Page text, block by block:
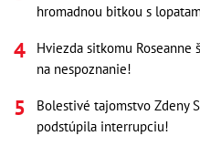
hromadnou bitkou s
Hviezda sitkomu Roseanne
na nespoznanie!
Bolestivé tajomstvo Zdeny
podstúpila interrupciu!